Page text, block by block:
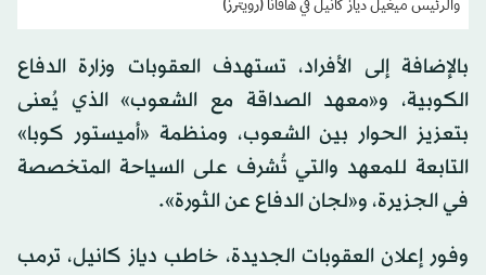
والرئيس ميغيل دياز كانيل في هافانا (رويترز)
بالإضافة إلى الأفراد، تستهدف العقوبات وزارة الدفاع
الكوبية، و«معهد الصداقة مع الشعوب» الذي يُعنى
بتعزيز الحوار بين الشعوب، ومنظمة «أميستور كوبا»
التابعة للمعهد والتي تُشرف على السياحة المتخصصة
في الجزيرة، و«لجان الدفاع عن الثورة».
وفور إعلان العقوبات الجديدة، خاطب دياز كانيل، ترمب